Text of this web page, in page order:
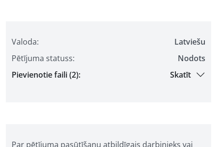
Valoda:
Latviešu
Pētījuma statuss:
Nodots
Pievienotie faili (2):
Skatīt
Par pētījuma pasūtīšanu atbildīgais darbinieks vai